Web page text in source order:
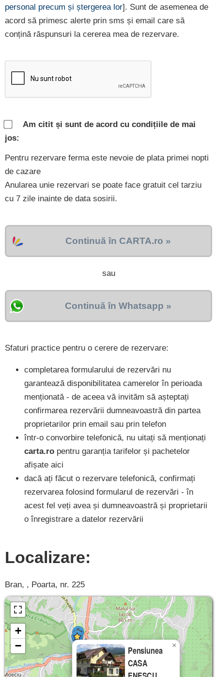
personal precum și ștergerea lor]. Sunt de asemenea de
acord să primesc alerte prin sms și email care să
conțină răspunsuri la cererea mea de rezervare.
Am citit și sunt de acord cu condițiile de mai
jos:
Pentru rezervare ferma este nevoie de plata primei nopti
de cazare
Anularea unie rezervari se poate face gratuit cel tarziu
cu 7 zile inainte de data sosirii.
Continuă în CARTA.ro »
sau
Continuă în Whatsapp »
Sfaturi practice pentru o cerere de rezervare:
completarea formularului de rezervări nu
garantează disponibilitatea camerelor în perioada
menționată - de aceea vă invităm să așteptați
confirmarea rezervării dumneavoastră din partea
proprietarilor prin email sau prin telefon
într-o convorbire telefonică, nu uitați să menționați
carta.ro pentru garanția tarifelor și pachetelor
afișate aici
dacă ați făcut o rezervare telefonică, confirmați
rezervarea folosind formularul de rezervări - în
acest fel veți avea și dumneavoastră și proprietarii
o înregistrare a datelor rezervării
Localizare:
Bran, , Poarta, nr. 225
Pensiunea
CASA
×
+
−